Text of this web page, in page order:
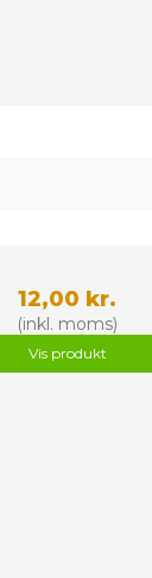
12,00 kr.
(inkl. moms)
Vis produkt